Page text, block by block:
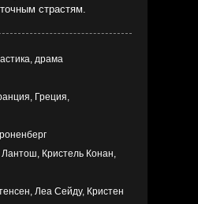
страстям.
драма
Греция,
Лантош, Кристель Конан,
Леа Сейду, Кристен